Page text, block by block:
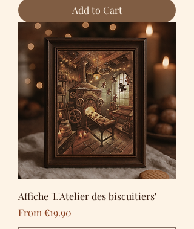
Add to Cart
Affiche 'L'Atelier des biscuitiers'
From €19.90
Sale Price